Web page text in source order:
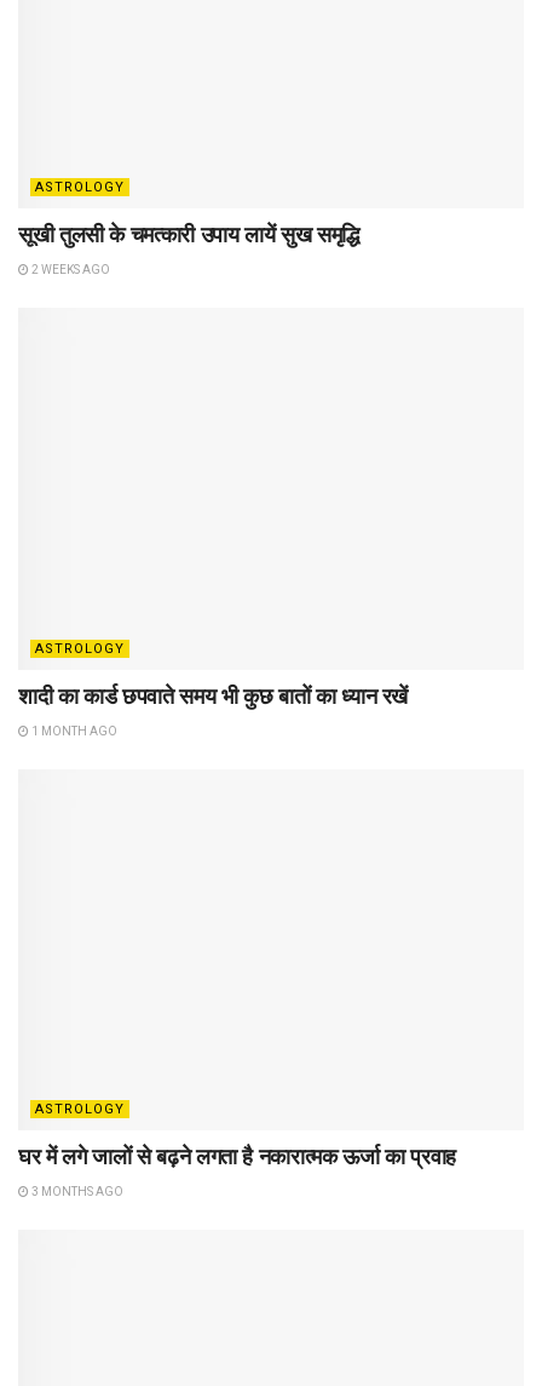
ASTROLOGY
सूखी तुलसी के चमत्कारी उपाय लायें सुख समृद्धि
2 WEEKS AGO
ASTROLOGY
शादी का कार्ड छपवाते समय भी कुछ बातों का ध्यान रखें
1 MONTH AGO
ASTROLOGY
घर में लगे जालों से बढ़ने लगता है नकारात्मक ऊर्जा का प्रवाह
3 MONTHS AGO